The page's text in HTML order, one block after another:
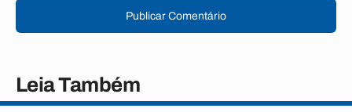
Publicar Comentário
Leia Também